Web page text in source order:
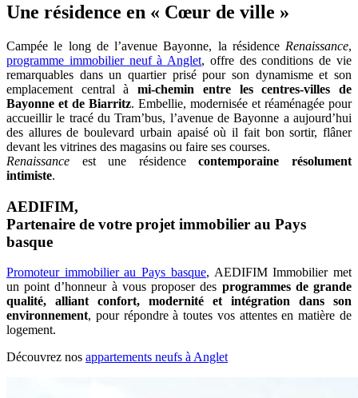
Une résidence en « Cœur de ville »
Campée le long de l’avenue Bayonne, la résidence Renaissance,
programme immobilier neuf à Anglet, offre des conditions de vie
remarquables dans un quartier prisé pour son dynamisme et son
emplacement central àmi-chemin entre les centres-villes de
Bayonne et de Biarritz. Embellie, modernisée et réaménagée pour
accueillir le tracé du Tram’bus, l’avenue de Bayonne a aujourd’hui
des allures de boulevard urbain apaisé où il fait bon sortir, flâner
devant les vitrines des magasins ou faire ses courses.
Renaissance est une résidencecontemporaine résolument
intimiste.
AEDIFIM,
Partenaire de votre projet immobilier au Pays
basque
Promoteur immobilier au Pays basque, AEDIFIM Immobilier met
un point d’honneur à vous proposer des programmes de grande
qualité, alliant confort, modernité et intégration dans son
environnement, pour répondre à toutes vos attentes en matière de
logement.
Découvrez nos appartements neufs à Anglet